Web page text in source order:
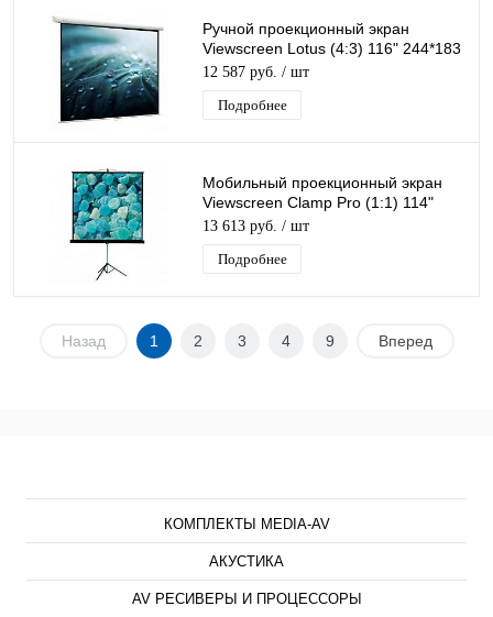
Ручной проекционный экран
Viewscreen Lotus (4:3) 116" 244*183
MW
12 587 руб. / шт
Подробнее
Мобильный проекционный экран
Viewscreen Clamp Pro (1:1) 114"
213*213 MW
13 613 руб. / шт
Подробнее
Назад 1 2 3 4 9 Вперед
КОМПЛЕКТЫ MEDIA-AV
АКУСТИКА
AV РЕСИВЕРЫ И ПРОЦЕССОРЫ